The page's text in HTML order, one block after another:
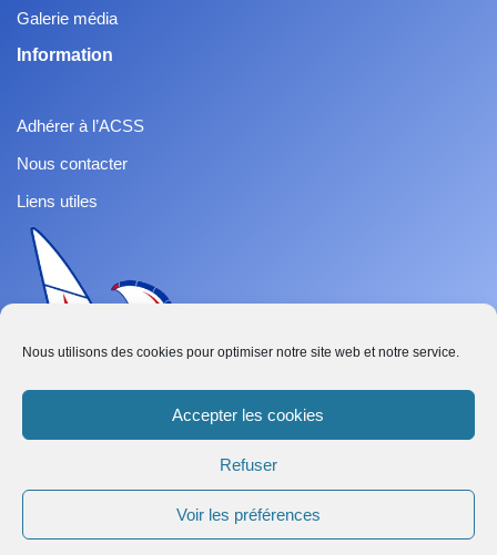
Nous utilisons des cookies pour optimiser notre site web et notre service.
Accepter les cookies
Refuser
Voir les préférences
Galerie média
Information
Adhérer à l’ACSS
Nous contacter
Liens utiles
Abonnez-vous